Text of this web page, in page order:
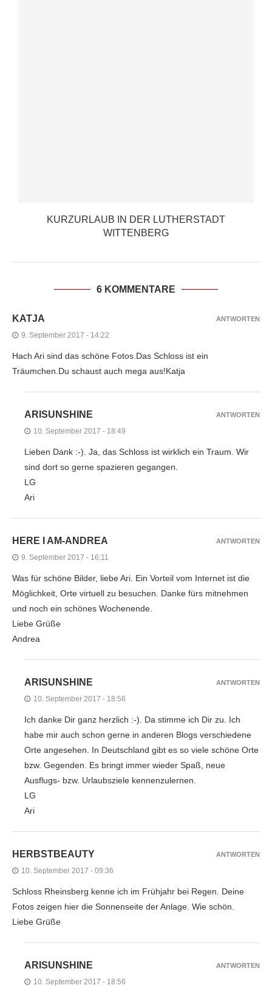
KURZURLAUB IN DER LUTHERSTADT
WITTENBERG
6 KOMMENTARE
KATJA
9. September 2017 - 14:22
Hach Ari sind das schöne Fotos.Das Schloss ist ein
Träumchen.Du schaust auch mega aus!Katja
ANTWORTEN
ARISUNSHINE
10. September 2017 - 18:49
Lieben Dank :-). Ja, das Schloss ist wirklich ein Traum. Wir
sind dort so gerne spazieren gegangen.
LG
Ari
ANTWORTEN
HERE I AM-ANDREA
9. September 2017 - 16:11
Was für schöne Bilder, liebe Ari. Ein Vorteil vom Internet ist die
Möglichkeit, Orte virtuell zu besuchen. Danke fürs mitnehmen
und noch ein schönes Wochenende.
Liebe Grüße
Andrea
ANTWORTEN
ARISUNSHINE
10. September 2017 - 18:56
Ich danke Dir ganz herzlich :-). Da stimme ich Dir zu. Ich
habe mir auch schon gerne in anderen Blogs verschiedene
Orte angesehen. In Deutschland gibt es so viele schöne Orte
bzw. Gegenden. Es bringt immer wieder Spaß, neue
Ausflugs- bzw. Urlaubsziele kennenzulernen.
LG
Ari
ANTWORTEN
HERBSTBEAUTY
10. September 2017 - 09:36
Schloss Rheinsberg kenne ich im Frühjahr bei Regen. Deine
Fotos zeigen hier die Sonnenseite der Anlage. Wie schön.
Liebe Grüße
ANTWORTEN
ARISUNSHINE
10. September 2017 - 18:56
ANTWORTEN